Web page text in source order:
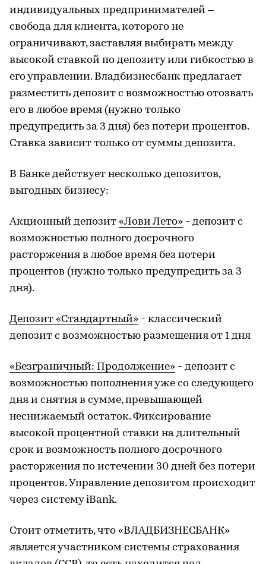
индивидуальных предпринимателей –
свобода для клиента, которого не
ограничивают, заставляя выбирать между
высокой ставкой по депозиту или гибкостью в
его управлении. Владбизнесбанк предлагает
разместить депозит с возможностью отозвать
его в любое время (нужно только
предупредить за 3 дня) без потери процентов.
Ставка зависит только от суммы депозита.
В Банке действует несколько депозитов,
выгодных бизнесу:
Акционный депозит «Лови Лето» - депозит с
возможностью полного досрочного
расторжения в любое время без потери
процентов (нужно только предупредить за 3
дня).
Депозит «Стандартный» - классический
депозит с возможностью размещения от 1 дня
«Безграничный: Продолжение» - депозит с
возможностью пополнения уже со следующего
дня и снятия в сумме, превышающей
неснижаемый остаток. Фиксирование
высокой процентной ставки на длительный
срок и возможность полного досрочного
расторжения по истечении 30 дней без потери
процентов. Управление депозитом происходит
через систему iBank.
Стоит отметить, что «ВЛАДБИЗНЕСБАНК»
является участником системы страхования